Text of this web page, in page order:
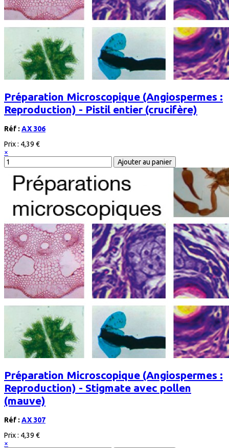
Préparation Microscopique (Angiospermes :
Reproduction) - Pistil entier (crucifère)
Réf : AX 306
Prix : 4,39 €
×
Préparation Microscopique (Angiospermes :
Reproduction) - Stigmate avec pollen
(mauve)
Réf : AX 307
Prix : 4,39 €
×